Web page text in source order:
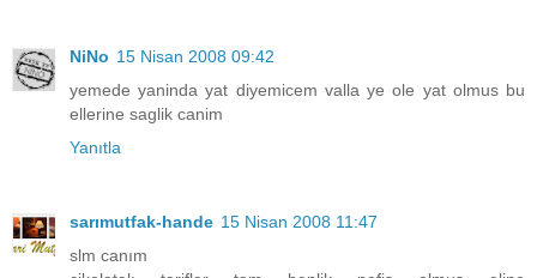
NiNo 15 Nisan 2008 09:42
yemede yaninda yat diyemicem valla ye ole yat olmus bu
ellerine saglik canim
Yanıtla
sarımutfak-hande 15 Nisan 2008 11:47
slm canım